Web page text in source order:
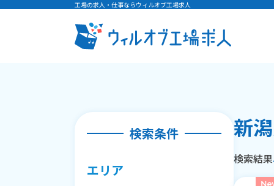
工場の求人・仕事ならウィルオブ工場求人
検索条件
エリア
新
検索結果